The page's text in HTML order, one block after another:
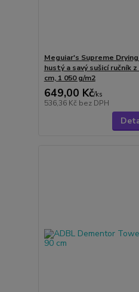
Meguiar's Supreme
hustý a savý sušicí ručník
cm, 1 050 g/m2
649,00 Kč/ks
536,36 Kč bez DPH